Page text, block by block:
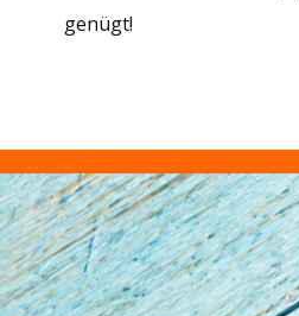
genügt!